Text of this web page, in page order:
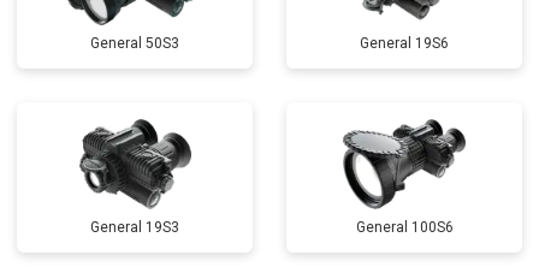
General 50S3 General 19S6
General 19S3 General 100S6